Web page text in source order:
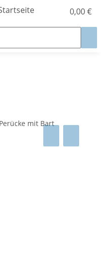
0,00 €